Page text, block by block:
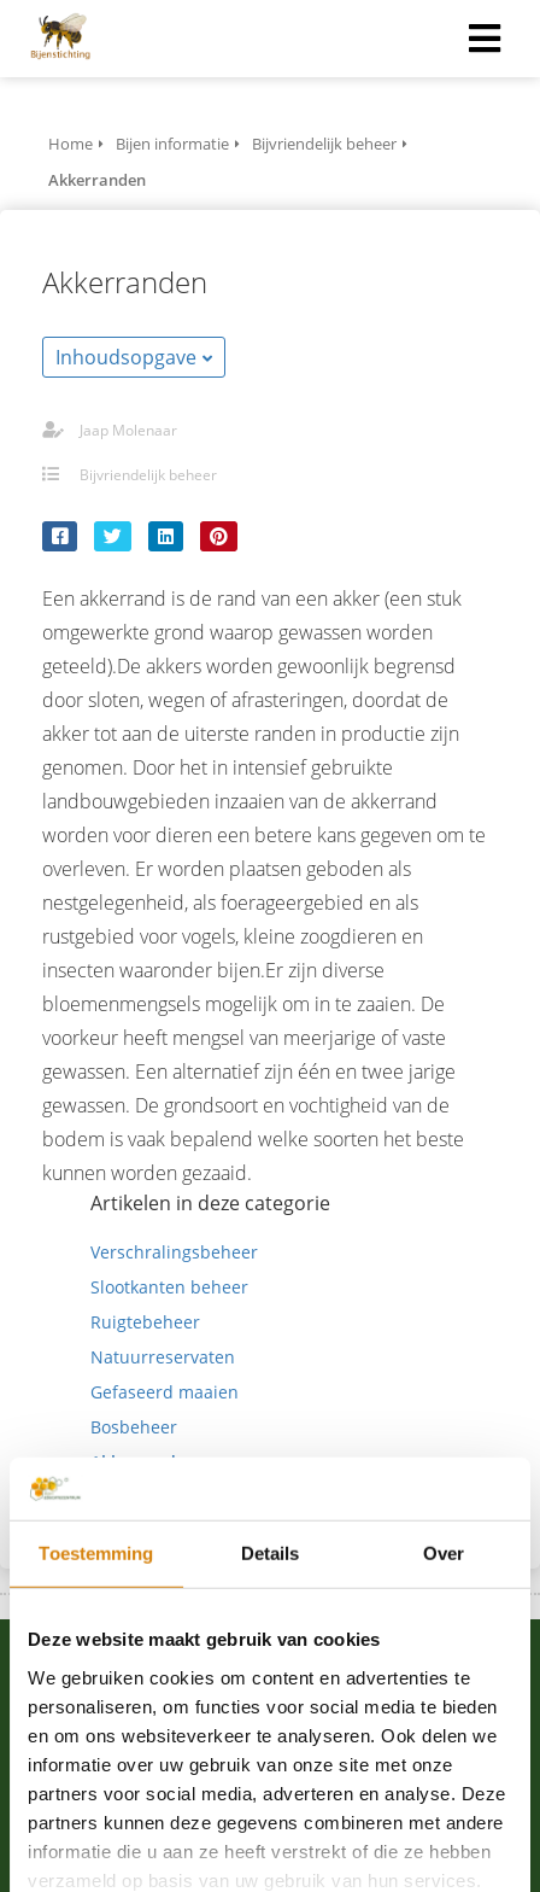
Toestemming Details Over
Deze website maakt gebruik van cookies
We gebruiken cookies om content en advertenties te
personaliseren, om functies voor social media te bieden
en om ons websiteverkeer te analyseren. Ook delen we
informatie over uw gebruik van onze site met onze
partners voor social media, adverteren en analyse. Deze
partners kunnen deze gegevens combineren met andere
informatie die u aan ze heeft verstrekt of die ze hebben
verzameld op basis van uw gebruik van hun services.
Home Bijen informatie
Bijvriendelijk beheer
Akkerranden
Akkerranden
Inhoudsopgave
Jaap Molenaar
Bijvriendelijk beheer
Een akkerrand is de rand van een akker (een stuk
omgewerkte grond waarop gewassen worden
geteeld).De akkers worden gewoonlijk begrensd
door sloten, wegen of afrasteringen, doordat de
akker tot aan de uiterste randen in productie zijn
genomen. Door het in intensief gebruikte
landbouwgebieden inzaaien van de akkerrand
worden voor dieren een betere kans gegeven om te
overleven. Er worden plaatsen geboden als
nestgelegenheid, als foerageergebied en als
rustgebied voor vogels, kleine zoogdieren en
insecten waaronder bijen.Er zijn diverse
bloemenmengsels mogelijk om in te zaaien. De
voorkeur heeft mengsel van meerjarige of vaste
gewassen. Een alternatief zijn één en twee jarige
gewassen. De grondsoort en vochtigheid van de
bodem is vaak bepalend welke soorten het beste
kunnen worden gezaaid.
Artikelen in deze categorie
Verschralingsbeheer
Slootkanten beheer
Ruigtebeheer
Natuurreservaten
Gefaseerd maaien
Bosbeheer
Akkerranden
Kom in actie
Word donateur
Word ambassadeur
Word vrijwilliger
Proeflidmaatschap